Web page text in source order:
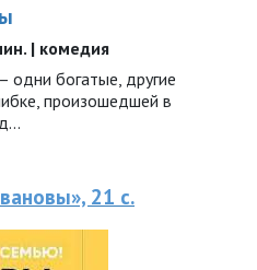
| комедия
одни богатые, другие
произошедшей в
21 с.